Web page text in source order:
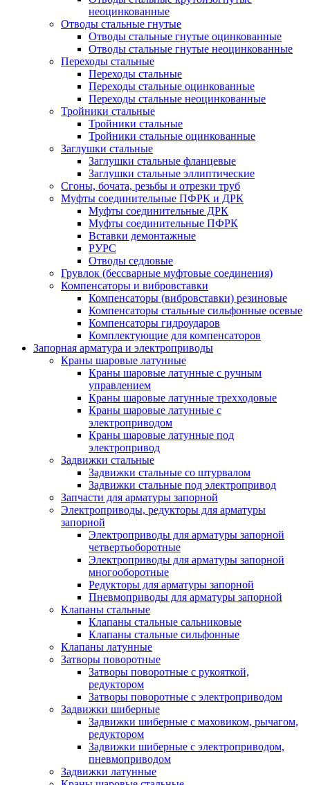
неоцинкованные
Отводы стальные гнутые
Отводы стальные гнутые оцинкованные
Отводы стальные гнутые неоцинкованные
Переходы стальные
Переходы стальные
Переходы стальные оцинкованные
Переходы стальные неоцинкованные
Тройники стальные
Тройники стальные
Тройники стальные оцинкованные
Заглушки стальные
Заглушки стальные фланцевые
Заглушки стальные эллиптические
Сгоны, бочата, резьбы и отрезки труб
Муфты соединительные ПФРК и ДРК
Муфты соединительные ДРК
Муфты соединительные ПФРК
Вставки демонтажные
РУРС
Отводы седловые
Грувлок (бессварные муфтовые соединения)
Компенсаторы и вибровставки
Компенсаторы (вибровставки) резиновые
Компенсаторы стальные сильфонные осевые
Компенсаторы гидроударов
Комплектующие для компенсаторов
Запорная арматура и электроприводы
Краны шаровые латунные
Краны шаровые латунные с ручным
управлением
Краны шаровые латунные трехходовые
Краны шаровые латунные с
электроприводом
Краны шаровые латунные под
электропривод
Задвижки стальные
Задвижки стальные со штурвалом
Задвижки стальные под электропривод
Запчасти для арматуры запорной
Электроприводы, редукторы для арматуры
запорной
Электроприводы для арматуры запорной
четвертьоборотные
Электроприводы для арматуры запорной
многооборотные
Редукторы для арматуры запорной
Пневмоприводы для арматуры запорной
Клапаны стальные
Клапаны стальные сальниковые
Клапаны стальные сильфонные
Клапаны латунные
Затворы поворотные
Затворы поворотные с рукояткой,
редуктором
Затворы поворотные с электроприводом
Задвижки шиберные
Задвижки шиберные с маховиком, рычагом,
редуктором
Задвижки шиберные с электроприводом,
пневмоприводом
Задвижки латунные